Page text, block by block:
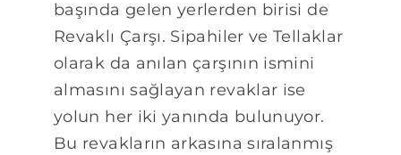
başında gelen yerlerden birisi de
Revaklı Çarşı. Sipahiler ve Tellaklar
olarak da anılan çarşının ismini
almasını sağlayan revaklar ise
yolun her iki yanında bulunuyor.
Bu revakların arkasına sıralanmış